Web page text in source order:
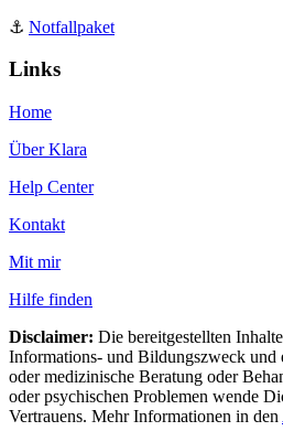
⚓️ Notfallpaket
Links
Home
Über Klara
Help Center
Kontakt
Mit mir
Hilfe finden
Disclaimer: Die bereitgestellten
Informations- und Bildungszweck und
oder medizinische Beratung oder
oder psychischen Problemen wende
Vertrauens. Mehr Informationen in den